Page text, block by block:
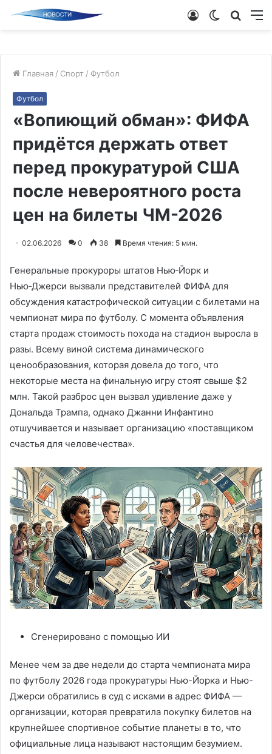
Поиск
Switch
Войти
Главная / Спорт / Футбол
Футбол
«Вопиющий обман»: ФИФА
придётся держать ответ
перед прокуратурой США
после невероятного роста
цен на билеты ЧМ-2026
02.06.2026 0 38 Время чтения: 5 мин.
Генеральные прокуроры штатов Нью‑Йорк и
Нью‑Джерси вызвали представителей ФИФА для
обсуждения катастрофической ситуации с билетами на
чемпионат мира по футболу. С момента объявления
старта продаж стоимость похода на стадион выросла в
разы. Всему виной система динамического
ценообразования, которая довела до того, что
некоторые места на финальную игру стоят свыше $2
млн. Такой разброс цен вызвал удивление даже у
Дональда Трампа, однако Джанни Инфантино
отшучивается и называет организацию «поставщиком
счастья для человечества».
Сгенерировано с помощью ИИ
Менее чем за две недели до старта чемпионата мира
по футболу 2026 года прокуратуры Нью-Йорка и Нью-
Джерси обратились в суд с исками в адрес ФИФА —
организации, которая превратила покупку билетов на
крупнейшее спортивное событие планеты в то, что
официальные лица называют настоящим безумием.